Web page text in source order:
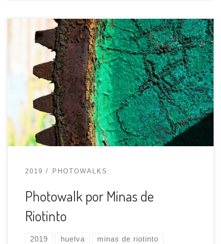
PHWK sale de Sevilla por primera vez y nos
vamos con nuestras cámaras de fotos al bonito
pueblo de Minas de Riotinto, en Huelva.
Pasaremos un día visitando el Museo Minero, la
Casa 21 y la Peña de Hierro. ¡¡LEE ATENTAMENTE
LA SECCIÓN IMPORTANTE!! Agenda 10:00 – salida
de Camino […]
2019 PHOTOWALKS
Photowalk por Minas de
Riotinto
2019 huelva minas de riotinto